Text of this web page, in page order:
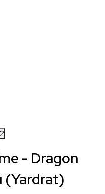
2
- Dragon
(Yardrat)